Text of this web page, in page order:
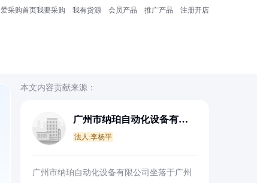
爱采购首页我要采购 我有货源 会员产品 推广产品 注册开店
本文内容贡献来源：
广州市纳珀自动化设备有限
法人:李杨平
广州市纳珀自动化设备有限公司坐落于广州